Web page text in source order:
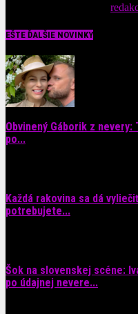
EŠTE ĎALŠIE NOVINKY
Obvinený Gáborik z
po...
Každá rakovina sa dá
potrebujete...
Šok na slovenskej scéne:
po údajnej nevere...